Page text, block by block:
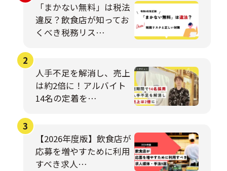
「まかない無料」は税法
違反？飲食店が知ってお
くべき税務リス…
人手不足を解消し、売上
は約2倍に！アルバイト
14名の定着を…
【2026年度版】飲食店が
応募を増やすために利用
すべき求人…